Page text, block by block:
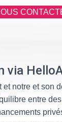
via
et notre et son
entre